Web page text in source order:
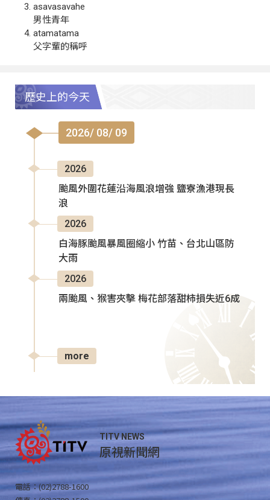
asavasavahe
男性青年
atamatama
父字輩的稱呼
歷史上的今天
2026/ 08/ 09
2026
颱風外圍花蓮沿海風浪增強 鹽寮漁港現長
浪
2026
白海豚颱風暴風圈縮小 竹苗、台北山區防
大雨
2026
兩颱風、猴害夾擊 梅花部落甜柿損失近6成
more
TITV NEWS
原視新聞網
電話：(02)2788-1600